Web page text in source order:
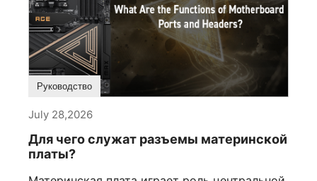
Руководство
July 28,2026
Для чего служат разъемы материнской
платы?